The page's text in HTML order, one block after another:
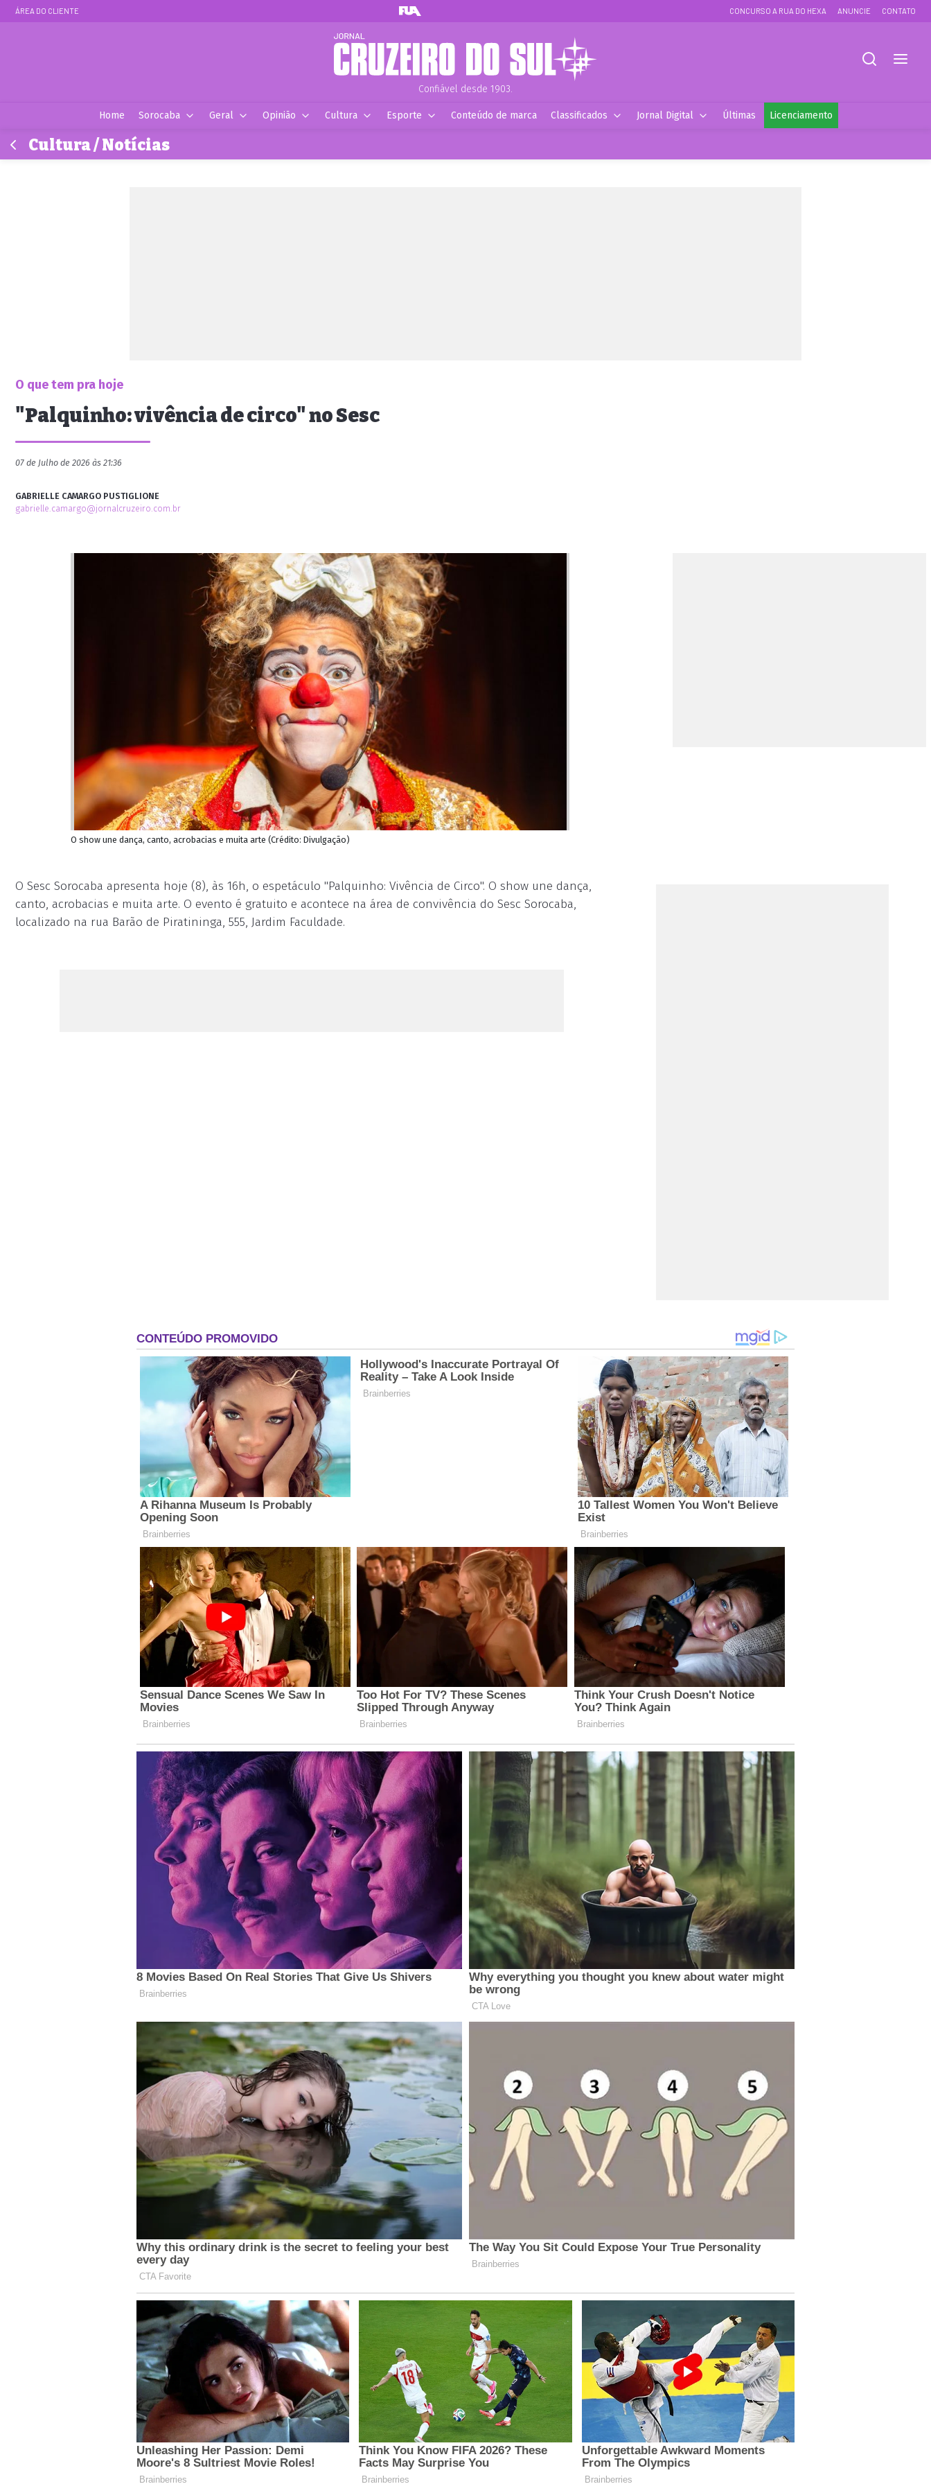
ÁREA DO CLIENTE CONCURSO A RUA DO HEXA ANUNCIE CONTATO
Confiável desde 1903.
Home Sorocaba Geral Opinião Cultura Esporte Conteúdo de marca Classificados Jornal Digital Últimas Licenciamento
Cultura / Notícias
O que tem pra hoje
"Palquinho: vivência de circo" no Sesc
07 de Julho de 2026 às 21:36
GABRIELLE CAMARGO PUSTIGLIONE
gabrielle.camargo@jornalcruzeiro.com.br
O show une dança, canto, acrobacias e muita arte (Crédito: Divulgação)
O Sesc Sorocaba apresenta hoje (8), às 16h, o espetáculo "Palquinho: Vivência de Circo". O show une dança,
canto, acrobacias e muita arte. O evento é gratuito e acontece na área de convivência do Sesc Sorocaba,
localizado na rua Barão de Piratininga, 555, Jardim Faculdade.